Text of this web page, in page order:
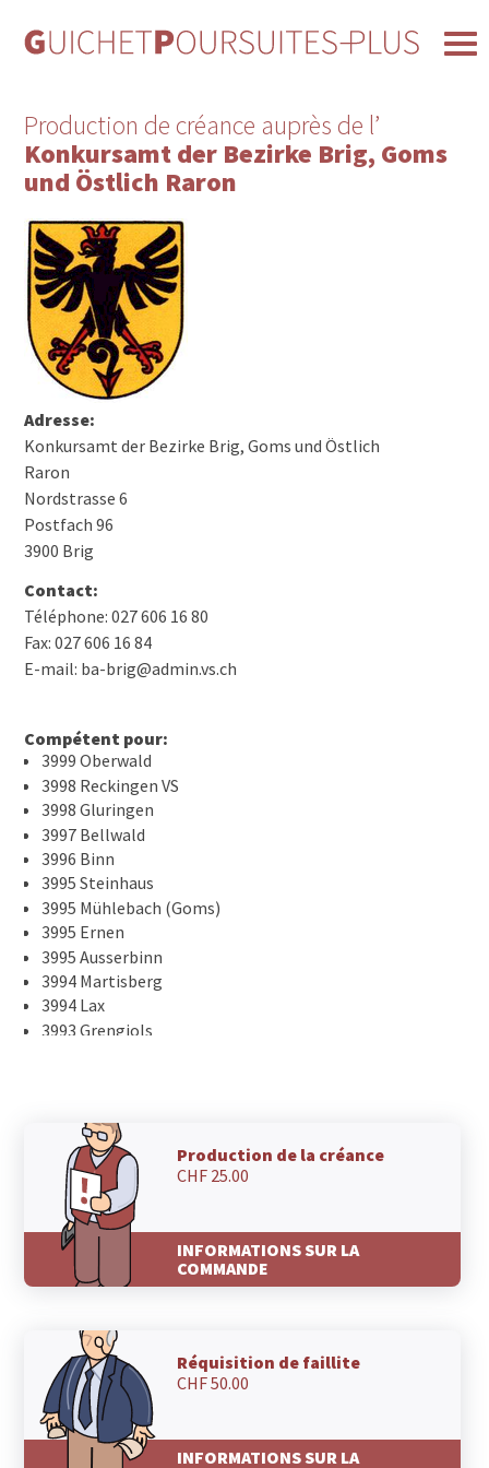
Production de créance auprès de l’
Konkursamt der Bezirke Brig, Goms
und Östlich Raron
Adresse:
Konkursamt der Bezirke Brig, Goms und Östlich
Raron
Nordstrasse 6
Postfach 96
3900 Brig
Contact:
Téléphone: 027 606 16 80
Fax: 027 606 16 84
E-mail: ba-brig@admin.vs.ch
Compétent pour:
3999 Oberwald
3998 Reckingen VS
3998 Gluringen
3997 Bellwald
3996 Binn
3995 Steinhaus
3995 Mühlebach (Goms)
3995 Ernen
3995 Ausserbinn
3994 Martisberg
3994 Lax
3993 Grengiols
3989 Ritzingen
3989 Niederwald
3989 Blitzingen
3989 Biel VS
3988 Ulrichen
3988 Obergesteln
3987 Riederalp
3985 Geschinen
3984 Fieschertal
3984 Fiesch
3983 Mörel
3983 Greich
Production de la créance
CHF 25.00
INFORMATIONS SUR LA
COMMANDE
Réquisition de faillite
CHF 50.00
INFORMATIONS SUR LA